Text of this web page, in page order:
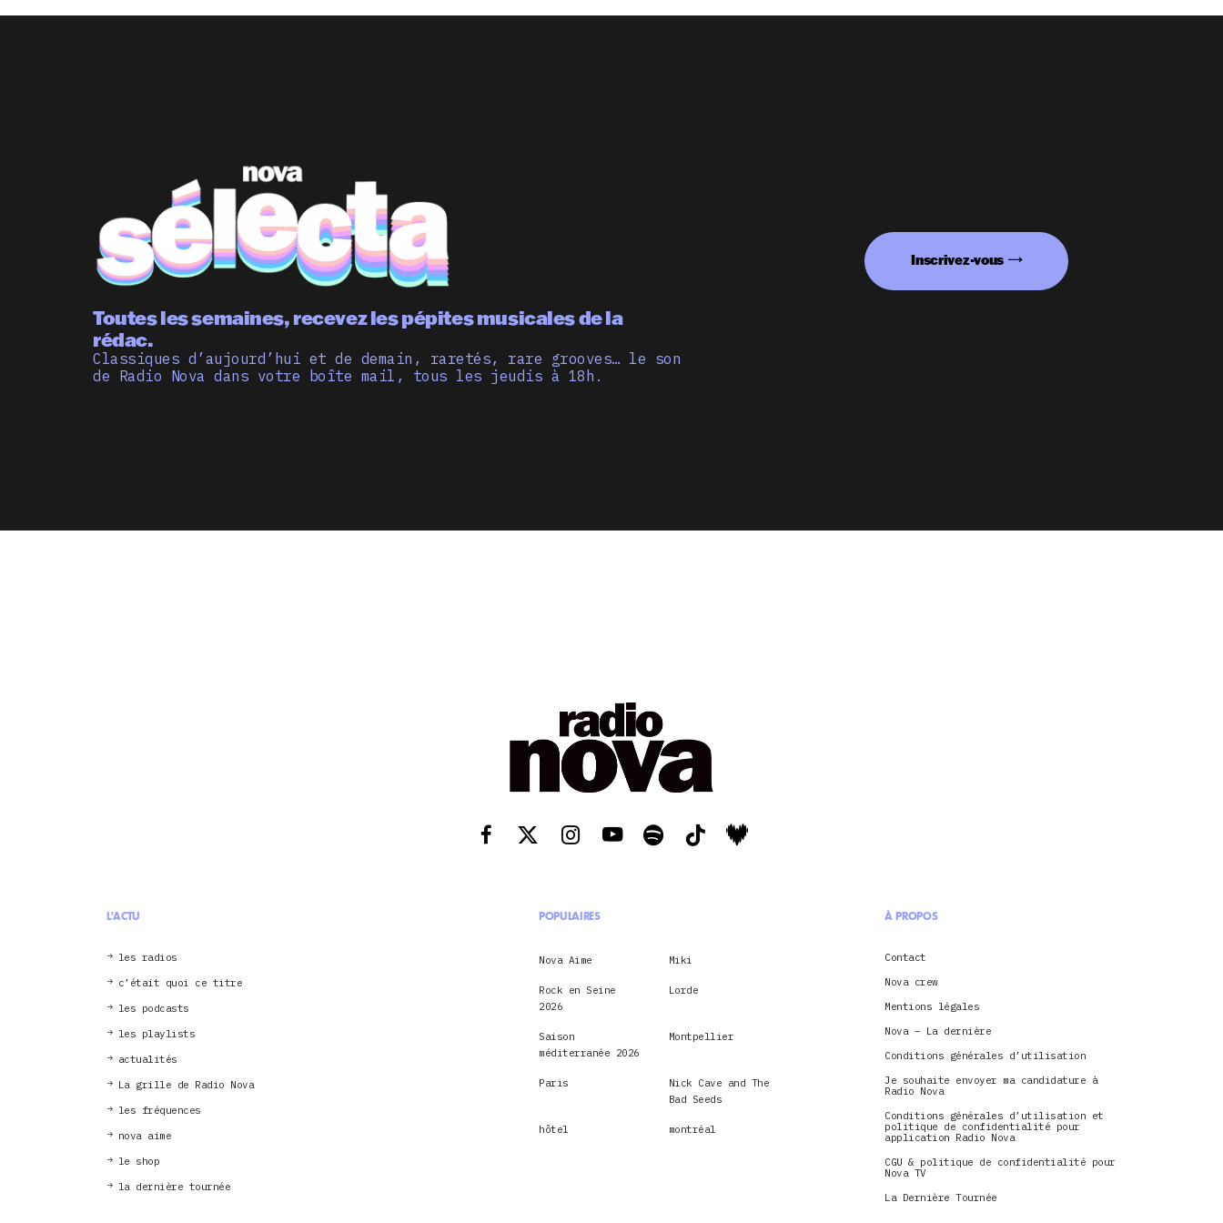
Toutes les semaines, recevez les pépites musicales de la
rédac.
Classiques d’aujourd’hui et de demain, raretés, rare grooves… le son
de Radio Nova dans votre boîte mail, tous les jeudis à 18h.
Inscrivez-vous
L'ACTU
les radios
c’était quoi ce titre
les podcasts
les playlists
actualités
La grille de Radio Nova
les fréquences
nova aime
le shop
la dernière tournée
POPULAIRES
Nova Aime Miki
Rock en Seine
2026
Lorde
Saison
méditerranée 2026
Montpellier
Paris
Nick Cave and The
Bad Seeds
hôtel montréal
À PROPOS
Contact
Nova crew
Mentions légales
Nova – La dernière
Conditions générales d’utilisation
Je souhaite envoyer ma candidature à
Radio Nova
Conditions générales d’utilisation et
politique de confidentialité pour
application Radio Nova
CGU & politique de confidentialité pour
Nova TV
La Dernière Tournée